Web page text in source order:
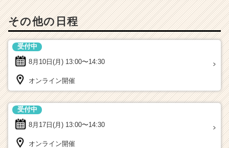
その他の日程
8月10日(月) 13:00〜14:30
受付中
オンライン開催
8月17日(月) 13:00〜14:30
受付中
オンライン開催